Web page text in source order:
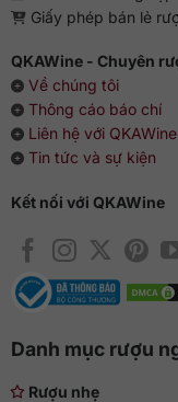
Giấy phép bán lẻ
QKAWine - Chuyên
Về chúng tôi
Thông cáo báo chí
Liên hệ với QKAWine
Tin tức và sự kiện
Kết nối với QKAWine
Danh mục rượu
Rượu nhẹ